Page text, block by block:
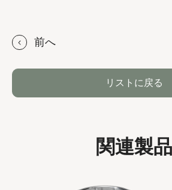
前へ
リストに戻る
関連製品